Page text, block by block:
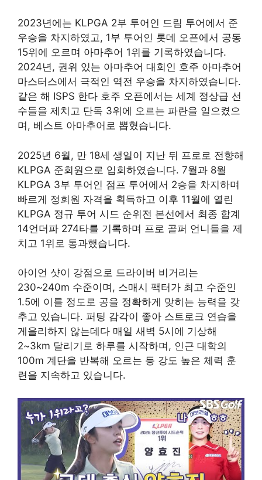
2023년에는 KLPGA 2부 투어인 드림 투어에서 준
우승을 차지하였고, 1부 투어인 롯데 오픈에서 공동
15위에 오르며 아마추어 1위를 기록하였습니다.
2024년, 권위 있는 아마추어 대회인 호주 아마추어
마스터스에서 극적인 역전 우승을 차지하였습니다.
같은 해 ISPS 한다 호주 오픈에서는 세계 정상급 선
수들을 제치고 단독 3위에 오르는 파란을 일으켰으
며, 베스트 아마추어로 뽑혔습니다.
2025년 6월, 만 18세 생일이 지난 뒤 프로로 전향해
KLPGA 준회원으로 입회하였습니다. 7월과 8월
KLPGA 3부 투어인 점프 투어에서 2승을 차지하며
빠르게 정회원 자격을 획득하고 이후 11월에 열린
KLPGA 정규 투어 시드 순위전 본선에서 최종 합계
14언더파 274타를 기록하며 프로 골퍼 언니들을 제
치고 1위로 통과했습니다.
아이언 샷이 강점으로 드라이버 비거리는
230~240m 수준이며, 스매시 팩터가 최고 수준인
1.5에 이를 정도로 공을 정확하게 맞히는 능력을 갖
추고 있습니다. 퍼팅 감각이 좋아 스트로크 연습을
게을리하지 않는데다 매일 새벽 5시에 기상해
2~3km 달리기로 하루를 시작하며, 인근 대학의
100m 계단을 반복해 오르는 등 강도 높은 체력 훈
련을 지속하고 있습니다.